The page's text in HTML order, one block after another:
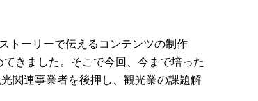
トーリーで伝えるコンテンツの制作
きました。そこで今回、今まで培った
関連事業者を後押し、観光業の課題解